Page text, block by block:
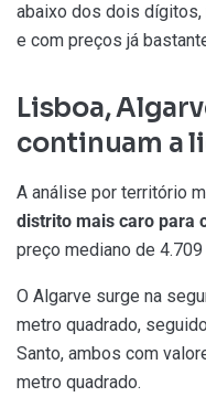
abaixo dos dois
e com preços já
Lisboa,
continuam a
A análise por território
distrito mais caro para
preço mediano de
O Algarve surge na
metro quadrado,
Santo, ambos com
metro quadrado.